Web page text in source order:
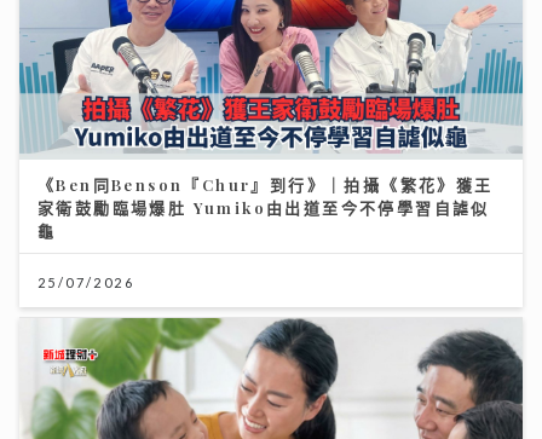
《Ben同Benson『Chur』到行》｜拍攝《繁花》獲王
家衛鼓勵臨場爆肚 Yumiko由出道至今不停學習自謔似
龜
25/07/2026